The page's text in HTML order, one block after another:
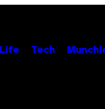
Life Tech